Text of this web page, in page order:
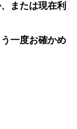
または現在利
一度お確かめ